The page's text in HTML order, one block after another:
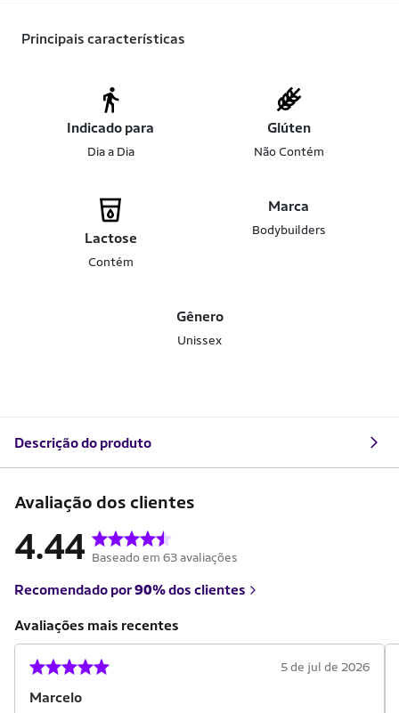
Principais características
Indicado para
Dia a Dia
Glúten
Não Contém
Lactose
Contém
Marca
Bodybuilders
Gênero
Unissex
Descrição do produto
Avaliação dos clientes
4.44 Baseado em 63 avaliações
Recomendado por90%dos clientes
Avaliações mais recentes
Marcelo
5 de jul de 2026